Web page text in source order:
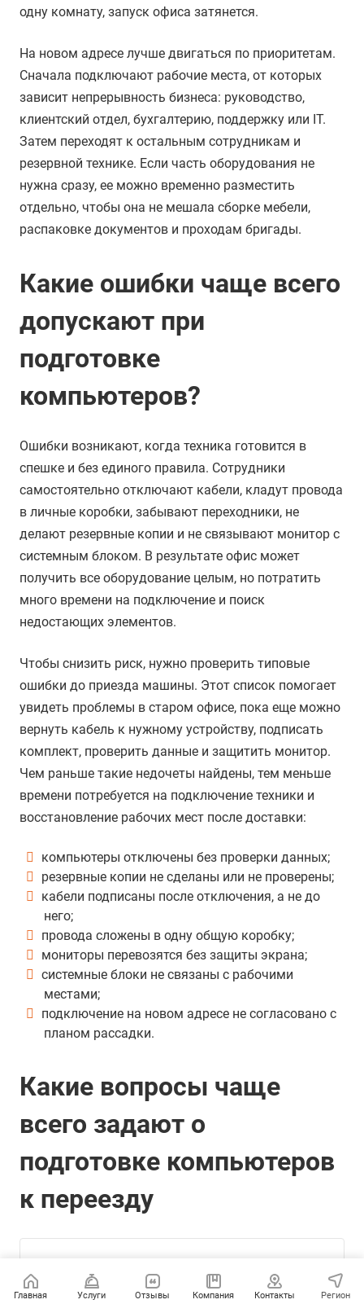
одну комнату, запуск офиса затянется.
На новом адресе лучше двигаться по приоритетам.
Сначала подключают рабочие места, от которых
зависит непрерывность бизнеса: руководство,
клиентский отдел, бухгалтерию, поддержку или IT.
Затем переходят к остальным сотрудникам и
резервной технике. Если часть оборудования не
нужна сразу, ее можно временно разместить
отдельно, чтобы она не мешала сборке мебели,
распаковке документов и проходам бригады.
Какие ошибки чаще всего
допускают при
подготовке
компьютеров?
Ошибки возникают, когда техника готовится в
спешке и без единого правила. Сотрудники
самостоятельно отключают кабели, кладут провода
в личные коробки, забывают переходники, не
делают резервные копии и не связывают монитор с
системным блоком. В результате офис может
получить все оборудование целым, но потратить
много времени на подключение и поиск
недостающих элементов.
Чтобы снизить риск, нужно проверить типовые
ошибки до приезда машины. Этот список помогает
увидеть проблемы в старом офисе, пока еще можно
вернуть кабель к нужному устройству, подписать
комплект, проверить данные и защитить монитор.
Чем раньше такие недочеты найдены, тем меньше
времени потребуется на подключение техники и
восстановление рабочих мест после доставки:
компьютеры отключены без проверки данных;
резервные копии не сделаны или не проверены;
кабели подписаны после отключения, а не до
него;
провода сложены в одну общую коробку;
мониторы перевозятся без защиты экрана;
системные блоки не связаны с рабочими
местами;
подключение на новом адресе не согласовано с
планом рассадки.
Какие вопросы чаще
всего задают о
подготовке компьютеров
к переезду
Кто должен отключать
компьютеры перед офисным
Главная Услуги Отзывы Компания Контакты Регион